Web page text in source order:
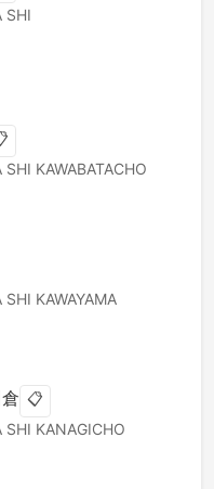
SHI
SHI KAWABATACHO
SHI KAWAYAMA
📋
SHI KANAGICHO